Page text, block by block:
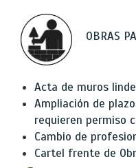
OBRAS
Acta de muros
Ampliación de
requieren permiso
Cambio de
Cartel frente de